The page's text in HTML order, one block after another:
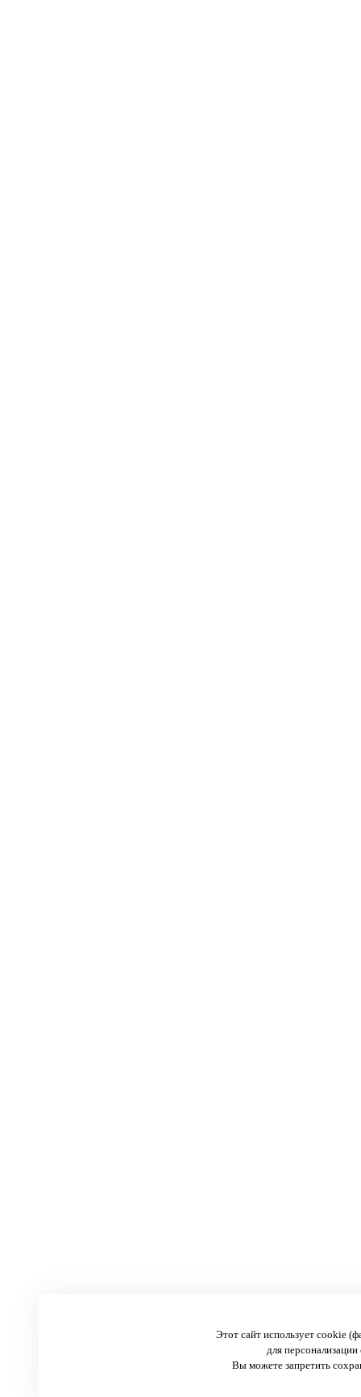
Этот сайт использует cookie
для персонализации
Вы можете запретить